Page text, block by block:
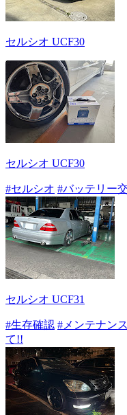
セルシオ UCF30
セルシオ UCF30
#セルシオ #バッテリー
セルシオ UCF31
#生存確認 #メンテナン
て!!